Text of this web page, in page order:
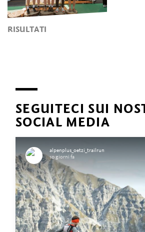
RISULTATI
SEGUITECI SUI
SOCIAL MEDIA
alpenplus_oetzi_trailrun
10 giorni fa